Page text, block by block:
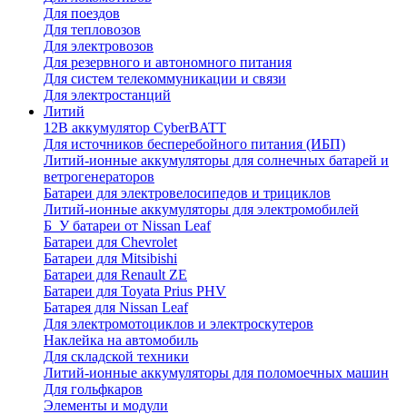
Для поездов
Для тепловозов
Для электровозов
Для резервного и автономного питания
Для систем телекоммуникации и связи
Для электростанций
Литий
12В аккумулятор CyberBATT
Для источников бесперебойного питания (ИБП)
Литий-ионные аккумуляторы для солнечных батарей и
ветрогенераторов
Батареи для электровелосипедов и трициклов
Литий-ионные аккумуляторы для электромобилей
Б_У батареи от Nissan Leaf
Батареи для Chevrolet
Батареи для Mitsibishi
Батареи для Renault ZE
Батареи для Toyata Prius PHV
Батарея для Nissan Leaf
Для электромотоциклов и электроскутеров
Наклейка на автомобиль
Для складской техники
Литий-ионные аккумуляторы для поломоечных машин
Для гольфкаров
Элементы и модули